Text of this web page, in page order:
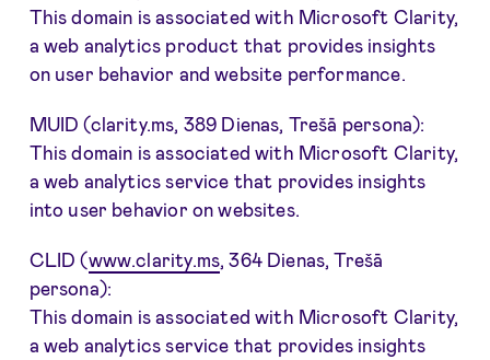
This domain is associated with Microsoft Clarity,
a web analytics product that provides insights
on user behavior and website performance.
MUID (clarity.ms, 389 Dienas, Trešā persona):
This domain is associated with Microsoft Clarity,
a web analytics service that provides insights
into user behavior on websites.
CLID (www.clarity.ms , 364 Dienas, Trešā
persona):
This domain is associated with Microsoft Clarity,
a web analytics service that provides insights